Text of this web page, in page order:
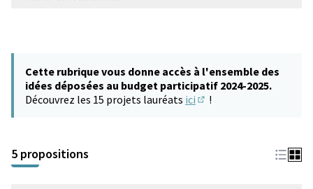
Cette rubrique vous donne accès à l'ensemble des
idées déposées au budget participatif 2024-2025.
Découvrez les 15 projets lauréats ici !
5 propositions